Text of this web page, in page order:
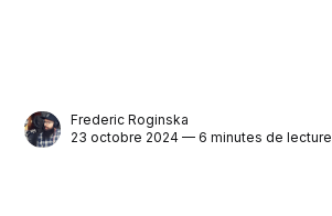
Frederic Roginska
23 octobre 2024 — 6 minutes de lecture